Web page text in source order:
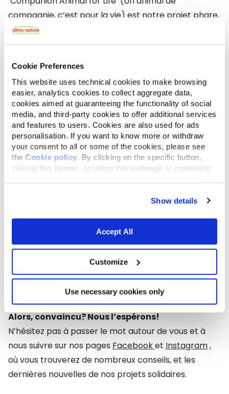
Cookie Preferences
This website uses technical cookies to make browsing
easier, analytics cookies to collect aggregate data,
cookies aimed at guaranteeing the functionality of social
media, and third-party cookies to offer additional services
and features to users. Cookies are also used for ads
personalisation. If you want to know more or withdraw
your consent to all or some of the cookies, please see
the Cookie policy . By clicking on the specific button,
closing this banner, scrolling this webpage or continuing
Show details
Accept All
Customize
Use necessary cookies only
compagnie, c’est pour la vie) est notre projet phare,
qui vise à lutter contre l'abandon des chats et des
chiens à travers l'Europe, tout en mettant en avant
Par quel moyen? C’est simple:
Lorsqu'une personne adopte un chat d’un refuge ou
d’une association partenaire, celui-ci reçoit un mois
de nourriture gratuite Almo Nature pour son animal.
En même temps, cette adoption permet au refuge
de bénéficier d’un mois de repas gratuits pour l’un
pouvez consulter notre page pour plus
d’informations sur ce programme et comment y
https://www.almonature.com/fr/companion-
Alors, convaincu? Nous l’espérons!
N’hésitez pas à passer le mot autour de vous et à
nous suivre sur nos pages Facebooket Instagram,
où vous trouverez de nombreux conseils, et les
dernières nouvelles de nos projets solidaires.